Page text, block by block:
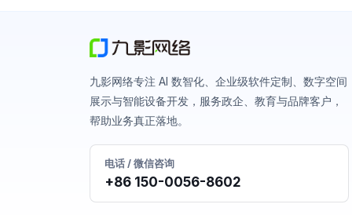
九影网络专注 AI 数智化、企业级软件定制、数字空间
展示与智能设备开发，服务政企、教育与品牌客户，
帮助业务真正落地。
电话 / 微信咨询
+86 150-0056-8602